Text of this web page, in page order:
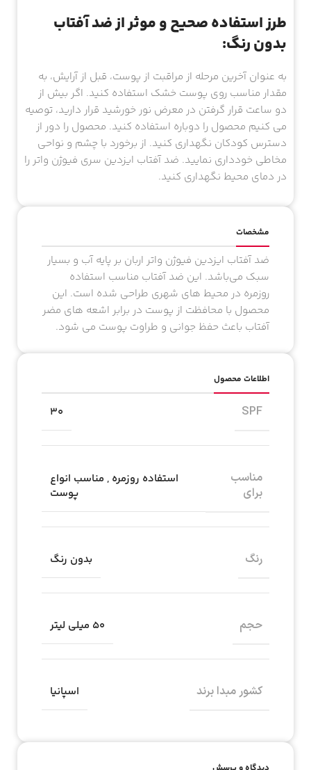
طرز استفاده صحیح و موثر از ضد آفتاب
بدون رنگ:
به عنوان آخرین مرحله از مراقبت از پوست، قبل از آرایش، به
مقدار مناسب روی پوست خشک استفاده کنید. اگر بیش از
دو ساعت قرار گرفتن در معرض نور خورشید قرار دارید، توصیه
می کنیم محصول را دوباره استفاده کنید. محصول را دور از
دسترس کودکان نگهداری کنید. از برخورد با چشم و نواحی
مخاطی خودداری نمایید. ضد آفتاب ایزدین سری فیوژن واتر را
در دمای محیط نگهداری کنید.
مشخصات
ضد آفتاب ایزدین فیوژن واتر اربان بر پایه آب و بسیار
سبک می‌باشد. این ضد آفتاب مناسب استفاده
روزمره در محیط های شهری طراحی شده است. این
محصول با محافظت از پوست در برابر اشعه های مضر
آفتاب باعث حفظ جوانی و طراوت پوست می شود.
اطلاعات محصول
SPF
30
مناسب
برای
استفاده روزمره , مناسب انواع
پوست
رنگ بدون رنگ
حجم ۵۰ میلی لیتر
کشور مبدا برند اسپانیا